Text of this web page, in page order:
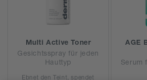
Multi Active Toner
Gesichtsspray für jeden
Hauttyp
Ebnet den Teint, spendet
AGE
Serum